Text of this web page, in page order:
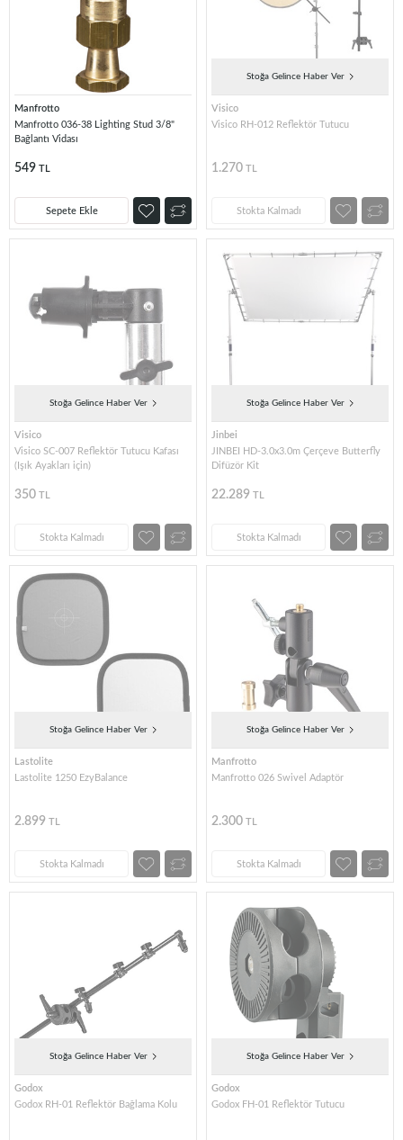
Manfrotto
Manfrotto 036-38 Lighting Stud 3/8"
Bağlantı Vidası
549 TL
Sepete Ekle
Stoğa Gelince Haber Ver
Visico
Visico RH-012 Reflektör Tutucu
1.270 TL
Stokta Kalmadı
Stoğa Gelince Haber Ver
Visico
Visico SC-007 Reflektör Tutucu Kafası
(Işık Ayakları için)
350 TL
Stokta Kalmadı
Stoğa Gelince Haber Ver
Jinbei
JINBEI HD-3.0x3.0m Çerçeve Butterfly
Difüzör Kit
22.289 TL
Stokta Kalmadı
Stoğa Gelince Haber Ver
Lastolite
Lastolite 1250 EzyBalance
2.899 TL
Stokta Kalmadı
Stoğa Gelince Haber Ver
Manfrotto
Manfrotto 026 Swivel Adaptör
2.300 TL
Stokta Kalmadı
Stoğa Gelince Haber Ver
Godox
Godox RH-01 Reflektör Bağlama Kolu
Stoğa Gelince Haber Ver
Godox
Godox FH-01 Reflektör Tutucu